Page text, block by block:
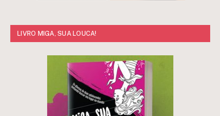
LIVRO MIGA, SUA LOUCA!